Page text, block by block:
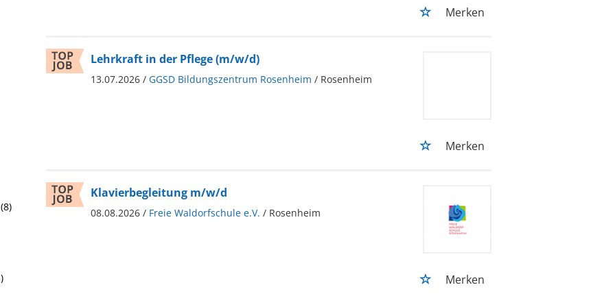
Merken
Lehrkraft in der Pflege (m/w/d)
13.07.2026 / GGSD Bildungszentrum Rosenheim / Rosenheim
Merken
Klavierbegleitung m/w/d
08.08.2026 / Freie Waldorfschule e.V. / Rosenheim
Merken